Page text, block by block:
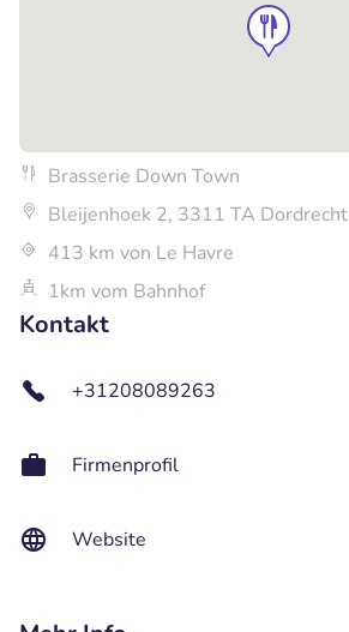
Brasserie Down Town
Bleijenhoek 2, 3311 TA Dordrecht
413 km von Le Havre
1km vom Bahnhof
Kontakt
+31208089263
Firmenprofil
Website